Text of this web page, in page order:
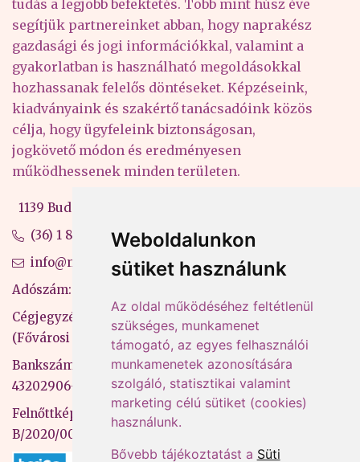
Weboldalunkon
sütiket használunk
Az oldal működéséhez feltétlenül
szükséges, munkamenet
támogató, az egyes felhasználói
munkamenetek azonosítására
szolgáló, statisztikai valamint
marketing célú sütiket (cookies)
használunk.
Bővebb tájékoztatást a Süti
tudás a legjobb befektetés. Több mint húsz éve
segítjük partnereinket abban, hogy naprakész
gazdasági és jogi információkkal, valamint a
gyakorlatban is használható megoldásokkal
hozhassanak felelős döntéseket. Képzéseink,
kiadványaink és szakértő tanácsadóink közös
célja, hogy ügyfeleink biztonságosan,
jogkövető módon és eredményesen
működhessenek minden területen.
1139 Budapest, Váci út 99-105. 4. em.
(36) 1 880 76 00
info@mprx.hu
Adószám: 13598145-2-41
Cégjegyzékszám: 01-09-883770
(Fővárosi Bíróság)
Bankszámlaszám: CIB Bank, 10700581-
43202906-51100005
Felnőttképzési nyilvántartási szám:
B/2020/000053